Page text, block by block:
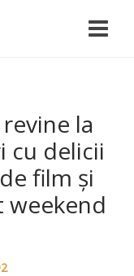
la
cu delicii
film și
weekend